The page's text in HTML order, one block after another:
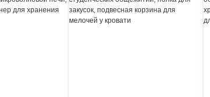
хранения мелочей у
кровати в общежитии, для